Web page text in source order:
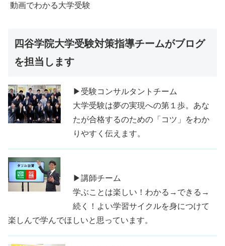
動画でわかる大学受験
四谷学院大学受験対策指導チームがブログ
を担当します
▶受験コンサルタントチーム
大学受験は夢の実現への第１歩。あな
たが合格するのための「コツ」をわか
りやすく伝えます。
▶講師チーム
学ぶことは楽しい！わかる→できる→
続く！よい学習サイクルを身につけて
楽しんで学んでほしいと思っています。